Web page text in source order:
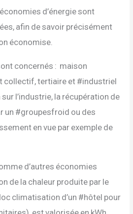
d’énergie sont
afin de savoir précisément
économise.
concernés : maison
collectif, tertiaire et #industriel
l’industrie, la récupération de
un #groupesfroid ou des
en vue par exemple de
d’autres économies
de la chaleur produite par le
climatisation d’un #hôtel pour